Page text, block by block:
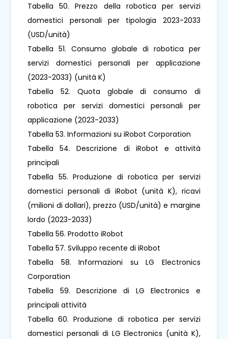
Tabella 50. Prezzo della robotica per servizi
domestici personali per tipologia 2023-2033
(USD/unità)
Tabella 51. Consumo globale di robotica per
servizi domestici personali per applicazione
(2023-2033) (unità K)
Tabella 52. Quota globale di consumo di
robotica per servizi domestici personali per
applicazione (2023-2033)
Tabella 53. Informazioni su iRobot Corporation
Tabella 54. Descrizione di iRobot e attività
principali
Tabella 55. Produzione di robotica per servizi
domestici personali di iRobot (unità K), ricavi
(milioni di dollari), prezzo (USD/unità) e margine
lordo (2023-2033)
Tabella 56. Prodotto iRobot
Tabella 57. Sviluppo recente di iRobot
Tabella 58. Informazioni su LG Electronics
Corporation
Tabella 59. Descrizione di LG Electronics e
principali attività
Tabella 60. Produzione di robotica per servizi
domestici personali di LG Electronics (unità K),